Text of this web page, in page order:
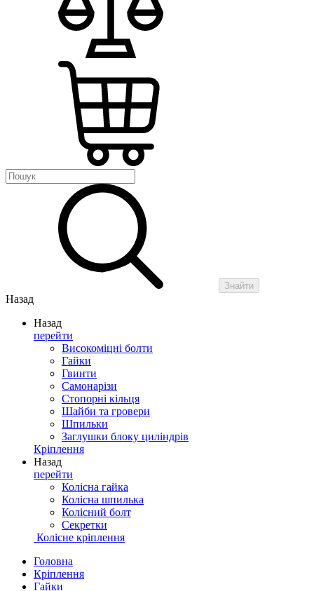
Знайти
Назад
Назад
перейти
Високоміцні болти
Гайки
Гвинти
Самонарізи
Стопорні кільця
Шайби та гровери
Шпильки
Заглушки блоку циліндрів
Кріплення
Назад
перейти
Колісна гайка
Колісна шпилька
Колісний болт
Секретки
Колісне кріплення
Головна
Кріплення
Гайки